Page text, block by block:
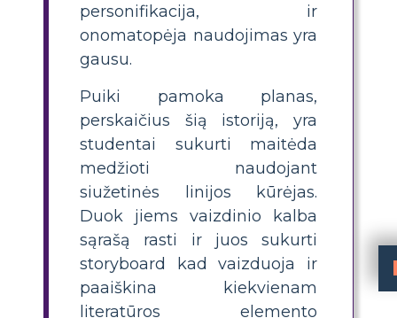
personifikacija, ir
onomatopėja naudojimas yra
gausu.
Puiki pamoka planas,
perskaičius šią istoriją, yra
studentai sukurti maitėda
medžioti naudojant
siužetinės linijos kūrėjas.
Duok jiems vaizdinio kalba
sąrašą rasti ir juos sukurti
storyboard kad vaizduoja ir
paaiškina kiekvienam
literatūros elemento